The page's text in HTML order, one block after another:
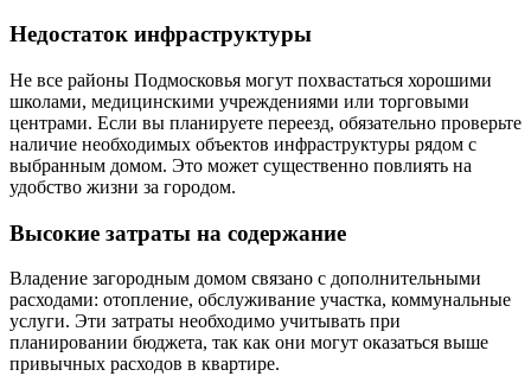
Недостаток инфраструктуры
Не все районы Подмосковья могут похвастаться хорошими
школами, медицинскими учреждениями или торговыми
центрами. Если вы планируете переезд, обязательно проверьте
наличие необходимых объектов инфраструктуры рядом с
выбранным домом. Это может существенно повлиять на
удобство жизни за городом.
Высокие затраты на содержание
Владение загородным домом связано с дополнительными
расходами: отопление, обслуживание участка, коммунальные
услуги. Эти затраты необходимо учитывать при
планировании бюджета, так как они могут оказаться выше
привычных расходов в квартире.